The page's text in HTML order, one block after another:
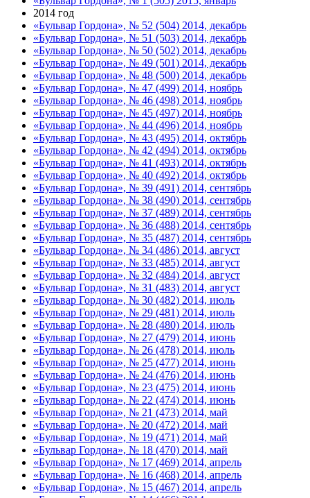
2014 год
«Бульвар Гордона», № 52 (504) 2014, декабрь
«Бульвар Гордона», № 51 (503) 2014, декабрь
«Бульвар Гордона», № 50 (502) 2014, декабрь
«Бульвар Гордона», № 49 (501) 2014, декабрь
«Бульвар Гордона», № 48 (500) 2014, декабрь
«Бульвар Гордона», № 47 (499) 2014, ноябрь
«Бульвар Гордона», № 46 (498) 2014, ноябрь
«Бульвар Гордона», № 45 (497) 2014, ноябрь
«Бульвар Гордона», № 44 (496) 2014, ноябрь
«Бульвар Гордона», № 43 (495) 2014, октябрь
«Бульвар Гордона», № 42 (494) 2014, октябрь
«Бульвар Гордона», № 41 (493) 2014, октябрь
«Бульвар Гордона», № 40 (492) 2014, октябрь
«Бульвар Гордона», № 39 (491) 2014, сентябрь
«Бульвар Гордона», № 38 (490) 2014, сентябрь
«Бульвар Гордона», № 37 (489) 2014, сентябрь
«Бульвар Гордона», № 36 (488) 2014, сентябрь
«Бульвар Гордона», № 35 (487) 2014, сентябрь
«Бульвар Гордона», № 34 (486) 2014, август
«Бульвар Гордона», № 33 (485) 2014, август
«Бульвар Гордона», № 32 (484) 2014, август
«Бульвар Гордона», № 31 (483) 2014, август
«Бульвар Гордона», № 30 (482) 2014, июль
«Бульвар Гордона», № 29 (481) 2014, июль
«Бульвар Гордона», № 28 (480) 2014, июль
«Бульвар Гордона», № 27 (479) 2014, июнь
«Бульвар Гордона», № 26 (478) 2014, июль
«Бульвар Гордона», № 25 (477) 2014, июнь
«Бульвар Гордона», № 24 (476) 2014, июнь
«Бульвар Гордона», № 23 (475) 2014, июнь
«Бульвар Гордона», № 22 (474) 2014, июнь
«Бульвар Гордона», № 21 (473) 2014, май
«Бульвар Гордона», № 20 (472) 2014, май
«Бульвар Гордона», № 19 (471) 2014, май
«Бульвар Гордона», № 18 (470) 2014, май
«Бульвар Гордона», № 17 (469) 2014, апрель
«Бульвар Гордона», № 16 (468) 2014, апрель
«Бульвар Гордона», № 15 (467) 2014, апрель